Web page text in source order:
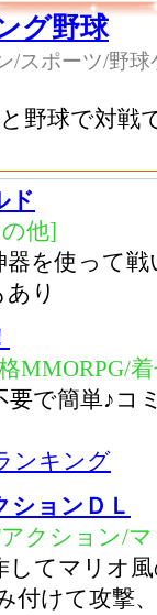
グ野球
/スポーツ/野球
野球で対戦
ド
他]
器を使って
り
MMORPG/
要で簡単♪コ
ンキング
ションＤＬ
クション/
してマリオ
付けて攻撃